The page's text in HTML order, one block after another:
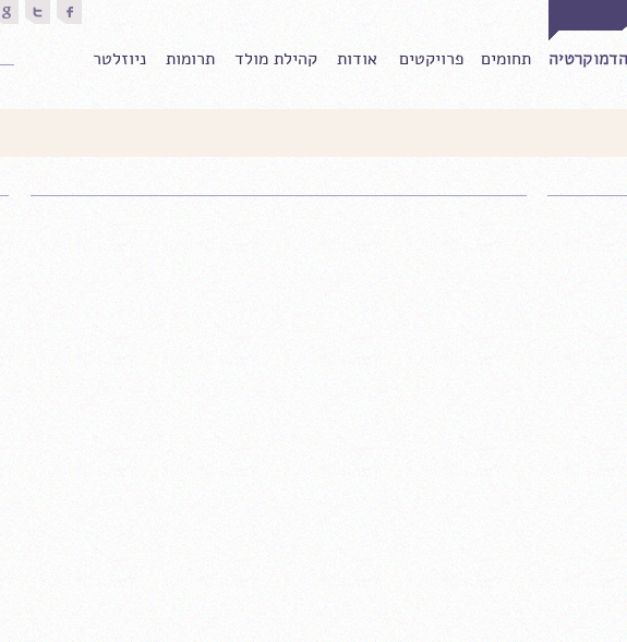
תחומים פרויקטים אודות קהילת מולד תרומות ניוזלטר